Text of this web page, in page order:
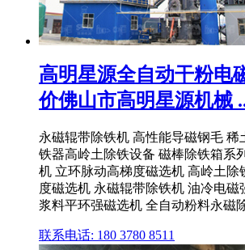
高明星源全自动干粉电
价佛山市高明星源机械
永磁辊带除铁机 高性能导磁钢毛 稀
铁器高岭土除铁设备 磁棒除铁箱系
机 立环脉动高梯度磁选机 高岭土除
度磁选机 永磁辊带除铁机 油冷电磁
浆料平环强磁选机 全自动粉料永磁
联系电话: 180 3780 8511